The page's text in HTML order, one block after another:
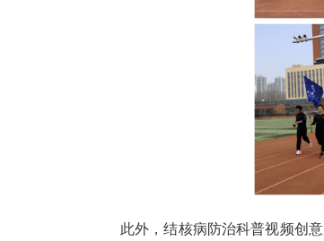
此外，结核病防治科普视频创